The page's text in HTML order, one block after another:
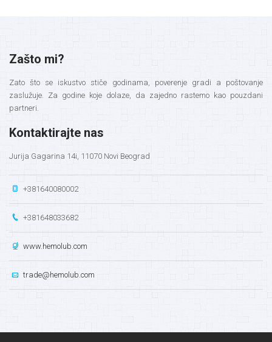
Zašto mi?
Zato što se iskustvo stiče godinama, poverenje gradi a poštovanje
zaslužuje. Za godine koje dolaze, da zajedno rastemo kao pouzdani
partneri.
Kontaktirajte nas
Jurija Gagarina 14i, 11070 Novi Beograd
+381640080002
+381648033682
www.hemolub.com
trade@hemolub.com